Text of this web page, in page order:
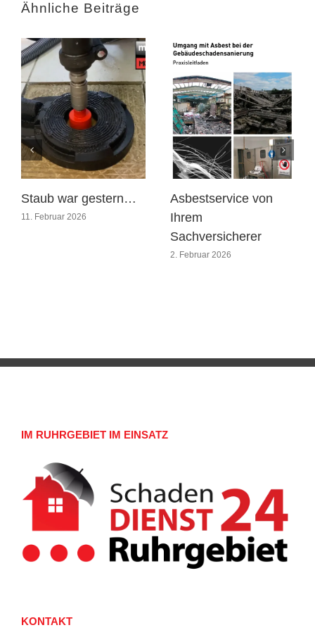
Ähnliche Beiträge
Staub war gestern…
11. Februar 2026
Asbestservice von
Ihrem
Sachversicherer
2. Februar 2026
IM RUHRGEBIET IM EINSATZ
KONTAKT